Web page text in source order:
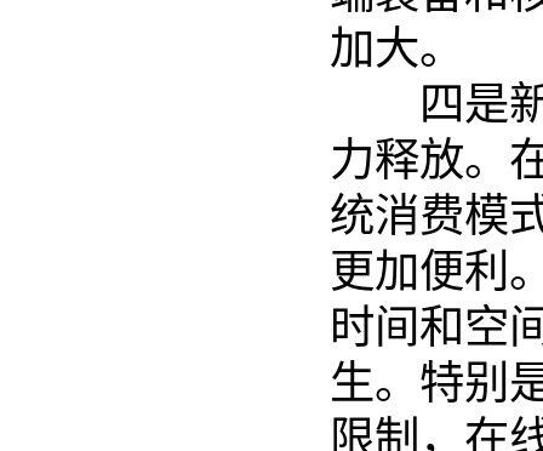
加大。
四是新
力释放。
统消费模
更加便利
时间和空
生。特别
限制，在